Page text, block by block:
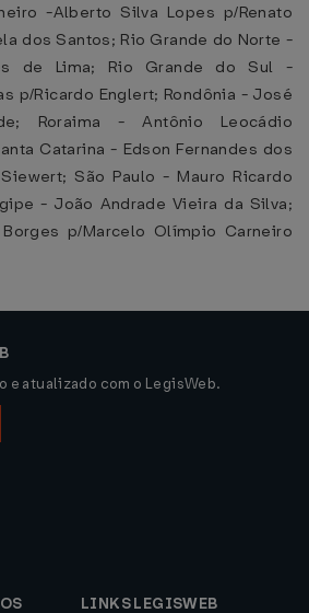
-Alberto Silva Lopes p/Renato
dos Santos; Rio Grande do Norte -
de Lima; Rio Grande do Sul -
p/Ricardo Englert; Rondônia - José
Roraima - Antônio Leocádio
Catarina - Edson Fernandes dos
São Paulo - Mauro Ricardo
- João Andrade Vieira da Silva;
p/Marcelo Olímpio Carneiro
e atualizado com o LegisWeb.
LINKS LEGISWEB